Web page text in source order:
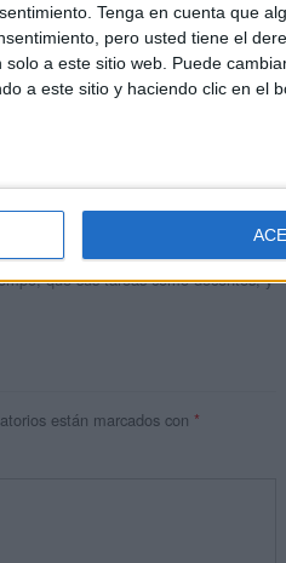
Tenga en cuenta que
pero usted tiene el
a este sitio web. Puede
a este sitio y haciendo clic en el
de dos profesores Ginés y
los contenidos que encontramos
que sus tareas como docentes, y
están marcados con *